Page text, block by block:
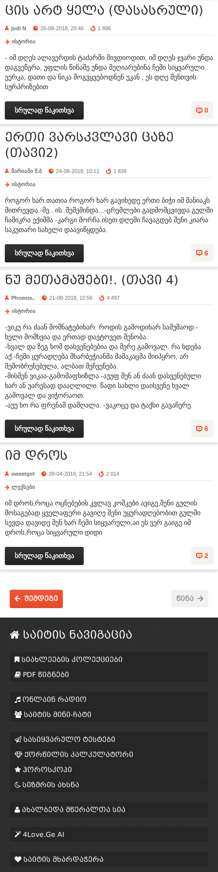
ცის არტ ყელა (დასასრული)
judi N 26-08-2018, 20:46 1 896
ისტორია
- იმ დღეს ალავერდის ტაძარში მივდიოდით, იმ დღეს ჯვარი უნდა
დაგვეწერა, უფლის წინაშე უნდა მეღიარებინა ჩემი სიყვარული..
ვერკა, დათი და ნიკა მოგვყვებოდნენ უკან , ეს დღე შენთვის
სურპრიზებით
0
სრულად წაკითხვა
ერთი ვარსკვლავი ცაზე
(თავი2)
მარიამი მ.ბ 24-08-2018, 10:11 1 839
ისტორია
როგორ ხარ.თათია როგორ ხარ გავიხედე ერთი ბიჭი იმ მანიაკს
მითრევდა.-მე...ის..შემეშინდა...-ცრემლები გადმომცვივდა გულში
ჩამიკრა ექიმმა -კარგი მორჩა.ისეთ დღეში ჩავაგდებ შენი კიარა
საკუთარი სახელი დაავიწყდება.
6
სრულად წაკითხვა
ნუ მეთამაშები!. (თავი 4)
Phoenix.. 21-08-2018, 10:56 4 497
ისტორია
-ვიკუ რა ძაან მომნატებიხარ. როდის გამოდიხარ სამუშაოდ.-
ხელი მომხვია და ერთად დავტოვეთ შენობა.
-ხვალ და ზეგ ხომ დასვენებებია და მერე გამოვალ. რა ხდება
აქ.-ჩემი ყურადღება მხარბეჭიანმა მამაკაცმა მიიპყრო, არ
შემობრუნებულა, ალბათ მეჩვენება.
-მისმენ ვიკაა-გამომაფხიზლა.-აუუფ შენ ან ძაან დასვენებული
ხარ ან უარესად დააღლილი. წადი სახლი დაისვენე ხვალ
გამოვალ და ვიჭორაოთ.
-აუუ ხო რა ფრენამ დამღალა. -ვაკოცე და ტაქსი გავაჩერე.
6
სრულად წაკითხვა
იმ დროს
sweetgirl 28-04-2018, 21:54 2 014
ლექსები
იმ დროს,როცა ოცნებების კვლავ კოშკები ავიგე,შენი გულის
მოსაგებად ყველაფერი გავიღე შენი უყურადღებობით გულში
სევდა დავიდე შენ ხარ ჩემი სიყვარული,აი ეს ვერ გაიგე.იმ
დროს,როცა სიყვარული დიდი
2
სრულად წაკითხვა
წინა
შემდეგი
საიტის ნავიგაცია
სიახლეების კოლექციები
PDF წიგნები
ონლაინ რადიო
საიტის მინი-ჩატი
სასიყვარულო ტესტები
ქორწილის კალკულატორი
ჰოროსკოპი
სიზმრის ახსნა
ახალბედა მწერალთა სია
4Love.Ge AI
საიტის მხარდაჭერა